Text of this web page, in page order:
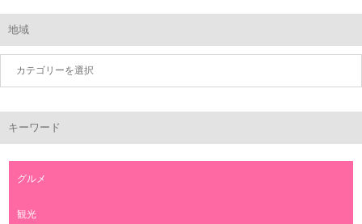
地域
キーワード
グルメ
観光